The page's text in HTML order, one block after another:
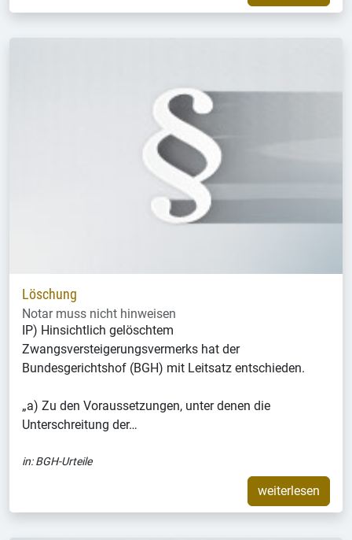
Löschung
Notar muss nicht hinweisen
IP) Hinsichtlich gelöschtem
Zwangsversteigerungsvermerks hat der
Bundesgerichtshof (BGH) mit Leitsatz entschieden.
„a) Zu den Voraussetzungen, unter denen die
Unterschreitung der…
in:BGH-Urteile
weiterlesen